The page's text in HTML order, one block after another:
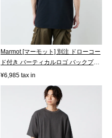
Marmot [マーモット] 別注 ドローコー
ド付き バーティカルロゴ バックプ
リ...
¥6,985 tax in